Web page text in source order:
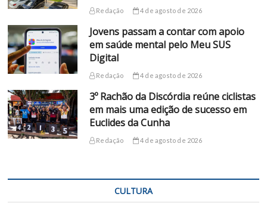
Redação 4 de agosto de 2026
Jovens passam a contar com apoio
em saúde mental pelo Meu SUS
Digital
Redação 4 de agosto de 2026
3º Rachão da Discórdia reúne ciclistas
em mais uma edição de sucesso em
Euclides da Cunha
Redação 4 de agosto de 2026
CULTURA